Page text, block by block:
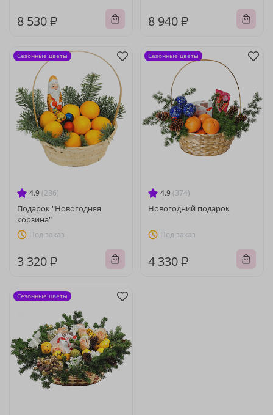
8 530 ₽ 8 940 ₽
4.9 (286)
Подарок "Новогодняя
корзина"
Под заказ
3 320 ₽
Сезонные цветы
4.9 (374)
Новогодний подарок
Под заказ
4 330 ₽
Сезонные цветы
Сезонные цветы